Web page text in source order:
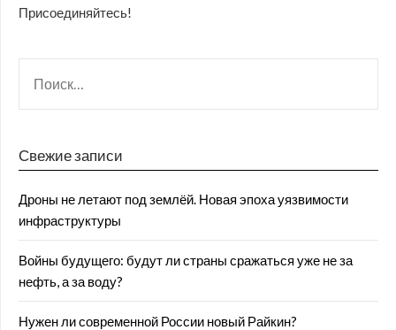
Присоединяйтесь!
Свежие записи
Дроны не летают под землёй. Новая эпоха уязвимости
инфраструктуры
Войны будущего: будут ли страны сражаться уже не за
нефть, а за воду?
Нужен ли современной России новый Райкин?